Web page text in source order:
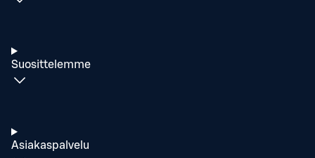
Suosittelemme
Asiakaspalvelu